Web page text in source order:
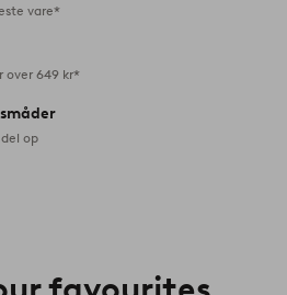
vare*
over 649 kr*
op